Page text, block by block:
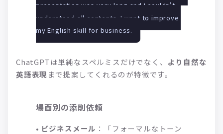
presentation was very long and I couldn't
understood all contents. I want to improve
my English skill for business.
ChatGPTは単純なスペルミスだけでなく、 より自然な
英語表現 まで提案してくれるのが特徴です。
場面別の添削依頼
• ビジネスメール ：「フォーマルなトーン